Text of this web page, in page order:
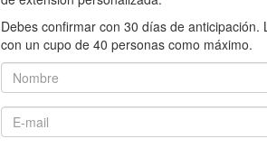
Debes confirmar con 30 días de anticipación.
con un cupo de 40 personas como máximo.
Nombre
E-mail